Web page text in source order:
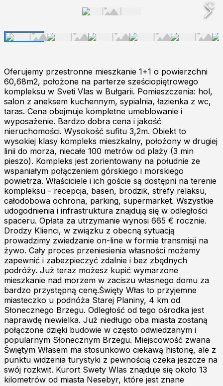
Oferujemy przestronne mieszkanie 1+1 o powierzchni
60,68m2, położone na parterze sześciopiętrowego
kompleksu w Sveti Vlas w Bułgarii. Pomieszczenia: hol,
salon z aneksem kuchennym, sypialnia, łazienka z wc,
taras. Cena obejmuje kompletne umeblowanie i
wyposażenie. Bardzo dobra cena i jakość
nieruchomości. Wysokość sufitu 3,2m. Obiekt to
wysokiej klasy kompleks mieszkalny, położony w drugiej
linii do morza, niecałe 100 metrów od plaży (3 min
pieszo). Kompleks jest zorientowany na południe ze
wspaniałym połączeniem górskiego i morskiego
powietrza. Właściciele i ich goście są dostępni na terenie
kompleksu - recepcja, basen, brodzik, strefy relaksu,
całodobowa ochrona, parking, supermarket. Wszystkie
udogodnienia i infrastruktura znajdują się w odległości
spaceru. Opłata za utrzymanie wynosi 665 € rocznie.
Drodzy Klienci, w związku z obecną sytuacją
prowadzimy zwiedzanie on-line w formie transmisji na
żywo. Cały proces przeniesienia własności możemy
zapewnić i zabezpieczyć zdalnie i bez zbędnych
podróży. Już teraz możesz kupić wymarzone
mieszkanie nad morzem w zaciszu własnego domu za
bardzo przystępną cenę.Święty Włas to przyjemne
miasteczko u podnóża Starej Planiny, 4 km od
Słonecznego Brzegu. Odległość od tego ośrodka jest
naprawdę niewielka. Już niedługo oba miasta zostaną
połączone dzięki budowie w często odwiedzanym i
popularnym Słonecznym Brzegu. Miejscowość zwana
Świętym Własem ma stosunkowo ciekawą historię, ale z
punktu widzenia turystyki z pewnością czeka jeszcze na
swój rozkwit. Kurort Swety Wlas znajduje się około 13
kilometrów od miasta Nesebyr, które jest znane